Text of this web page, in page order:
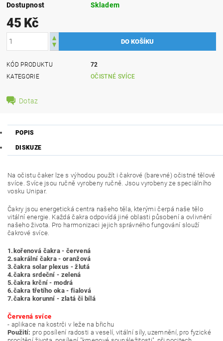
Dostupnost Skladem
45 Kč
KÓD PRODUKTU
72
KATEGORIE
OČISTNÉ SVÍCE
Dotaz
POPIS
DISKUZE
Na očistu čaker lze s výhodou použít i čakrové (barevné) očistné tělové
svíce. Svíce jsou ručně vyrobeny ručně. Jsou vyrobeny ze speciálního
vosku Unipar.
Čakry jsou energetická centra našeho těla, kterými čerpá naše tělo
vitální energie. Každá čakra odpovídá jiné oblasti působení a ovlivnění
našeho života. Pro harmonizaci jejich správného fungování slouží
čakrové svíce.
1.kořenová čakra - červená
2.sakrální čakra - oranžová
3.čakra solar plexus - žlutá
4.čakra srdeční - zelená
5.čakra krční - modrá
6.čakra třetího oka - fialová
7.čakra korunní - zlatá či bílá
Červená svíce
- aplikace na kostrči v leže na břichu
Použití: pro posílení radosti a veselí, vitální síly, uzemnění, pro fyzické